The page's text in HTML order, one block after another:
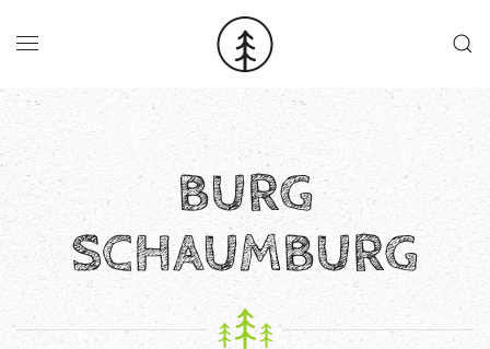
Skip to main content
BURG
SCHAUMBURG